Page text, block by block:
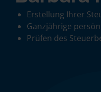
Erstellung Ihrer
Ganzjährige
Prüfen des